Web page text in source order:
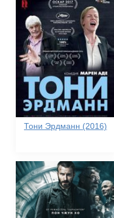
Тони Эрдманн (2016)